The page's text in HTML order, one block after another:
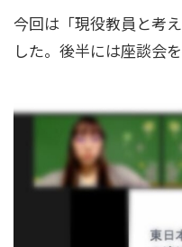
今回は「現役教員と考
した。後半には座談会